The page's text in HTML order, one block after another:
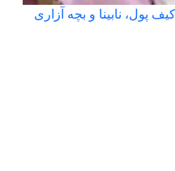
پول، نابینا و بچه آزاری